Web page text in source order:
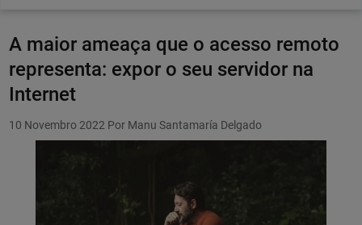
A maior ameaça que o acesso remoto
representa: expor o seu servidor na
Internet
10 Novembro 2022 Por Manu Santamaría Delgado